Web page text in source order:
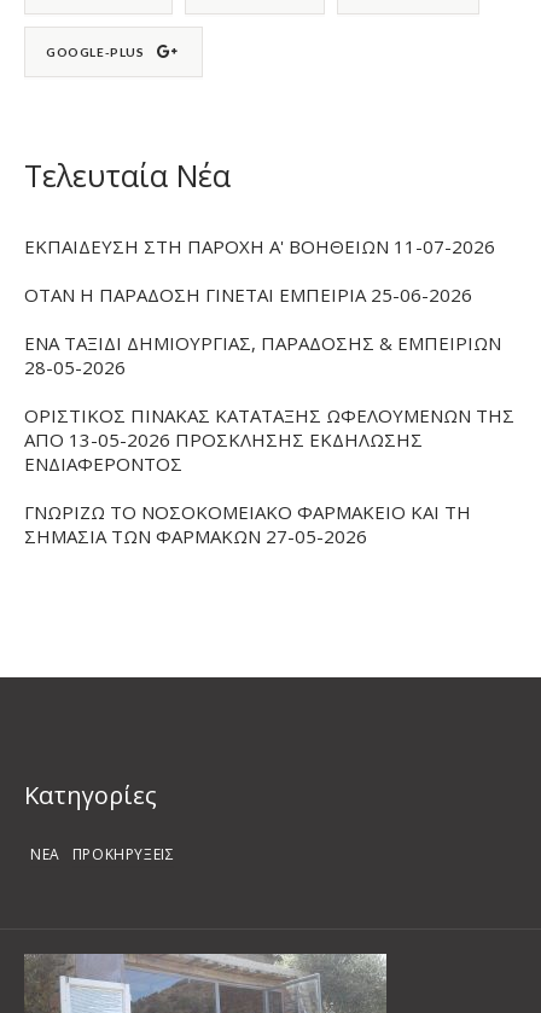
GOOGLE-PLUS
Τελευταία Νέα
ΕΚΠΑΙΔΕΥΣΗ ΣΤΗ ΠΑΡΟΧΗ Α' ΒΟΗΘΕΙΩΝ 11-07-2026
ΟΤΑΝ Η ΠΑΡΑΔΟΣΗ ΓΙΝΕΤΑΙ ΕΜΠΕΙΡΙΑ 25-06-2026
ΕΝΑ ΤΑΞΙΔΙ ΔΗΜΙΟΥΡΓΙΑΣ, ΠΑΡΑΔΟΣΗΣ & ΕΜΠΕΙΡΙΩΝ
28-05-2026
ΟΡΙΣΤΙΚΟΣ ΠΙΝΑΚΑΣ ΚΑΤΑΤΑΞΗΣ ΩΦΕΛΟΥΜΕΝΩΝ ΤΗΣ
ΑΠΟ 13-05-2026 ΠΡΟΣΚΛΗΣΗΣ ΕΚΔΗΛΩΣΗΣ
ΕΝΔΙΑΦΕΡΟΝΤΟΣ
ΓΝΩΡΙΖΩ ΤΟ ΝΟΣΟΚΟΜΕΙΑΚΟ ΦΑΡΜΑΚΕΙΟ ΚΑΙ ΤΗ
ΣΗΜΑΣΙΑ ΤΩΝ ΦΑΡΜΑΚΩΝ 27-05-2026
Kατηγορίες
ΝΕΑ ΠΡΟΚΗΡΥΞΕΙΣ